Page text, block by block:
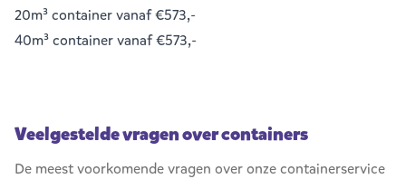
20m³ containervanaf €573,-
40m³ containervanaf €573,-
Veelgestelde vragen over containers
De meest voorkomende vragen over onze containerservice